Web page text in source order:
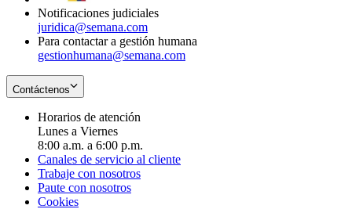
Notificaciones judiciales
juridica@semana.com
Para contactar a gestión humana
gestionhumana@semana.com
Contáctenos
Horarios de atención
Lunes a Viernes
8:00 a.m. a 6:00 p.m.
Canales de servicio al cliente
Trabaje con nosotros
Paute con nosotros
Cookies